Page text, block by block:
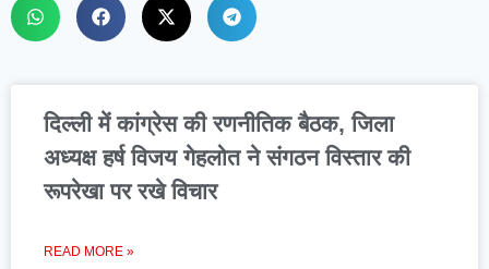
दिल्ली में कांग्रेस की रणनीतिक बैठक, जिला
अध्यक्ष हर्ष विजय गेहलोत ने संगठन विस्तार की
रूपरेखा पर रखे विचार
READ MORE »